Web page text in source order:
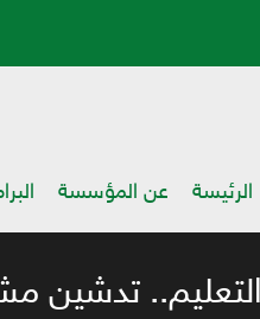
الرئيسة عن المؤسسة
والتعليم..